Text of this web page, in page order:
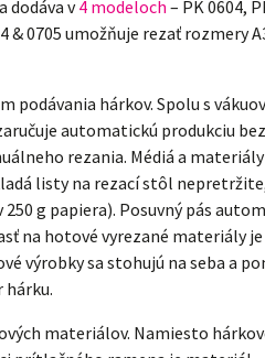
dodáva v4 modeloch – PK 0604,
& 0705 umožňuje rezať rozmery
podávania hárkov. Spolu s
automatickú produkciu bez
rezania. Médiá a materiály
listy na rezací stôl
g papiera). Posuvný pás
na hotové vyrezané materiály
výrobky sa stohujú na seba a
hárku.
materiálov. Namiesto